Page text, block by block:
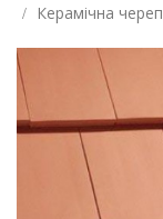
Керамічна